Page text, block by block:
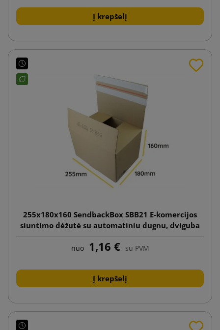
Į krepšelį
255x180x160 SendbackBox SBB21 E-komercijos
siuntimo dėžutė su automatiniu dugnu, dviguba
lipnia juostele ir plėšimo juostele
nuo 1,16 € su PVM
Į krepšelį